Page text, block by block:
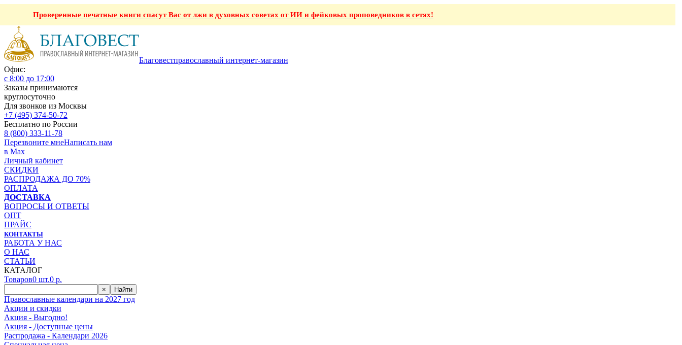
Проверенные печатные книги спасут Вас от лжи в духовных советах от ИИ и фейковых проповедников в сетях!
Благовестправославный интернет-магазин
Офис:
с 8:00 до 17:00
Заказы принимаются
круглосуточно
Для звонков из Москвы
+7 (495) 374-50-72
Бесплатно по России
8 (800) 333-11-78
Перезвоните мнеНаписать нам
в Max
Личный кабинет
СКИДКИ
РАСПРОДАЖА ДО 70%
ОПЛАТА
ДОСТАВКА
ВОПРОСЫ И ОТВЕТЫ
ОПТ
ПРАЙС
КОНТАКТЫ
РАБОТА У НАС
О НАС
СТАТЬИ
КАТАЛОГ
Товаров0 шт.0 р.
× Найти
Православные календари на 2027 год
Акции и скидки
Акция - Выгодно!
Акция - Доступные цены
Распродажа - Календари 2026